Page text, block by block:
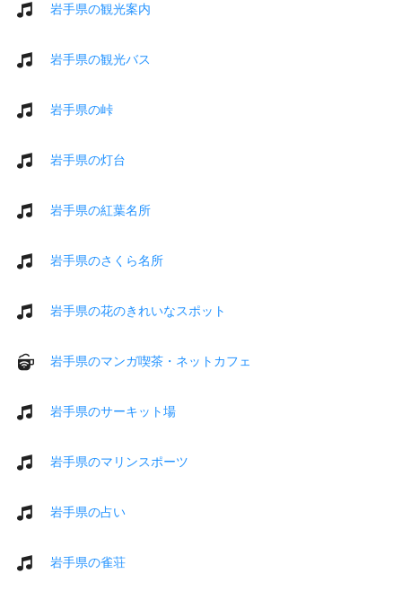
岩手県の観光案内
岩手県の観光バス
岩手県の峠
岩手県の灯台
岩手県の紅葉名所
岩手県のさくら名所
岩手県の花のきれいなスポット
岩手県のマンガ喫茶・ネットカフェ
岩手県のサーキット場
岩手県のマリンスポーツ
岩手県の占い
岩手県の雀荘